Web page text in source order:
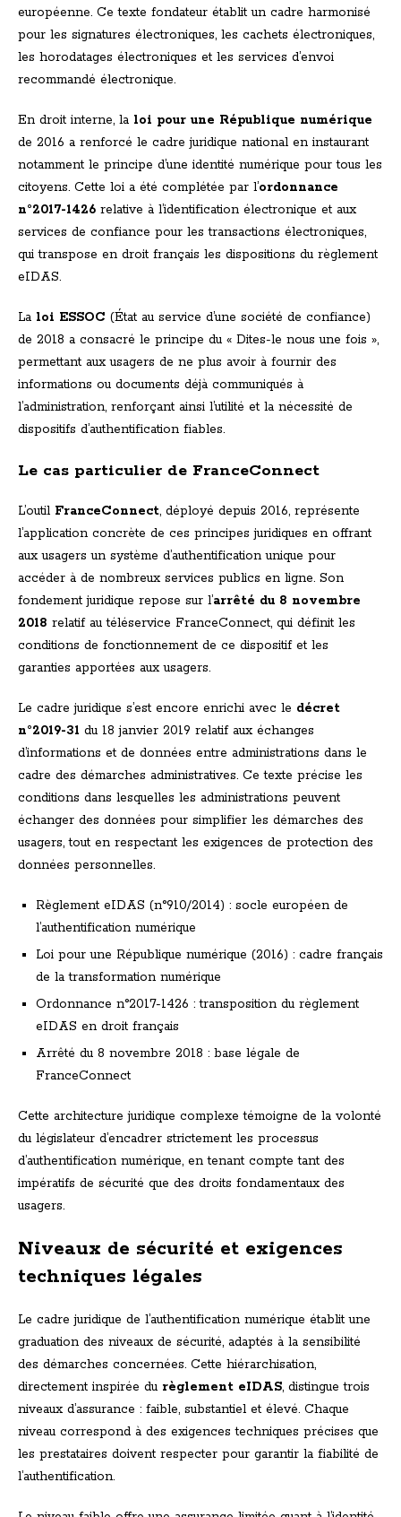
européenne. Ce texte fondateur établit un cadre harmonisé
pour les signatures électroniques, les cachets électroniques,
les horodatages électroniques et les services d’envoi
recommandé électronique.
En droit interne, la loi pour une République numérique
de 2016 a renforcé le cadre juridique national en instaurant
notamment le principe d’une identité numérique pour tous les
citoyens. Cette loi a été complétée par l’ordonnance
n°2017-1426 relative à l’identification électronique et aux
services de confiance pour les transactions électroniques,
qui transpose en droit français les dispositions du règlement
eIDAS.
La loi ESSOC (État au service d’une société de confiance)
de 2018 a consacré le principe du « Dites-le nous une fois »,
permettant aux usagers de ne plus avoir à fournir des
informations ou documents déjà communiqués à
l’administration, renforçant ainsi l’utilité et la nécessité de
dispositifs d’authentification fiables.
Le cas particulier de FranceConnect
L’outil FranceConnect, déployé depuis 2016, représente
l’application concrète de ces principes juridiques en offrant
aux usagers un système d’authentification unique pour
accéder à de nombreux services publics en ligne. Son
fondement juridique repose sur l’arrêté du 8 novembre
2018 relatif au téléservice FranceConnect, qui définit les
conditions de fonctionnement de ce dispositif et les
garanties apportées aux usagers.
Le cadre juridique s’est encore enrichi avec le décret
n°2019-31 du 18 janvier 2019 relatif aux échanges
d’informations et de données entre administrations dans le
cadre des démarches administratives. Ce texte précise les
conditions dans lesquelles les administrations peuvent
échanger des données pour simplifier les démarches des
usagers, tout en respectant les exigences de protection des
données personnelles.
Règlement eIDAS (n°910/2014) : socle européen de
l’authentification numérique
Loi pour une République numérique (2016) : cadre français
de la transformation numérique
Ordonnance n°2017-1426 : transposition du règlement
eIDAS en droit français
Arrêté du 8 novembre 2018 : base légale de
FranceConnect
Cette architecture juridique complexe témoigne de la volonté
du législateur d’encadrer strictement les processus
d’authentification numérique, en tenant compte tant des
impératifs de sécurité que des droits fondamentaux des
usagers.
Niveaux de sécurité et exigences
techniques légales
Le cadre juridique de l’authentification numérique établit une
graduation des niveaux de sécurité, adaptés à la sensibilité
des démarches concernées. Cette hiérarchisation,
directement inspirée du règlement eIDAS, distingue trois
niveaux d’assurance : faible, substantiel et élevé. Chaque
niveau correspond à des exigences techniques précises que
les prestataires doivent respecter pour garantir la fiabilité de
l’authentification.